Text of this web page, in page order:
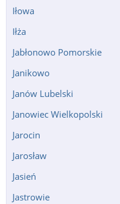
Iłowa
Iłża
Jabłonowo Pomorskie
Janikowo
Janów Lubelski
Janowiec Wielkopolski
Jarocin
Jarosław
Jasień
Jastrowie